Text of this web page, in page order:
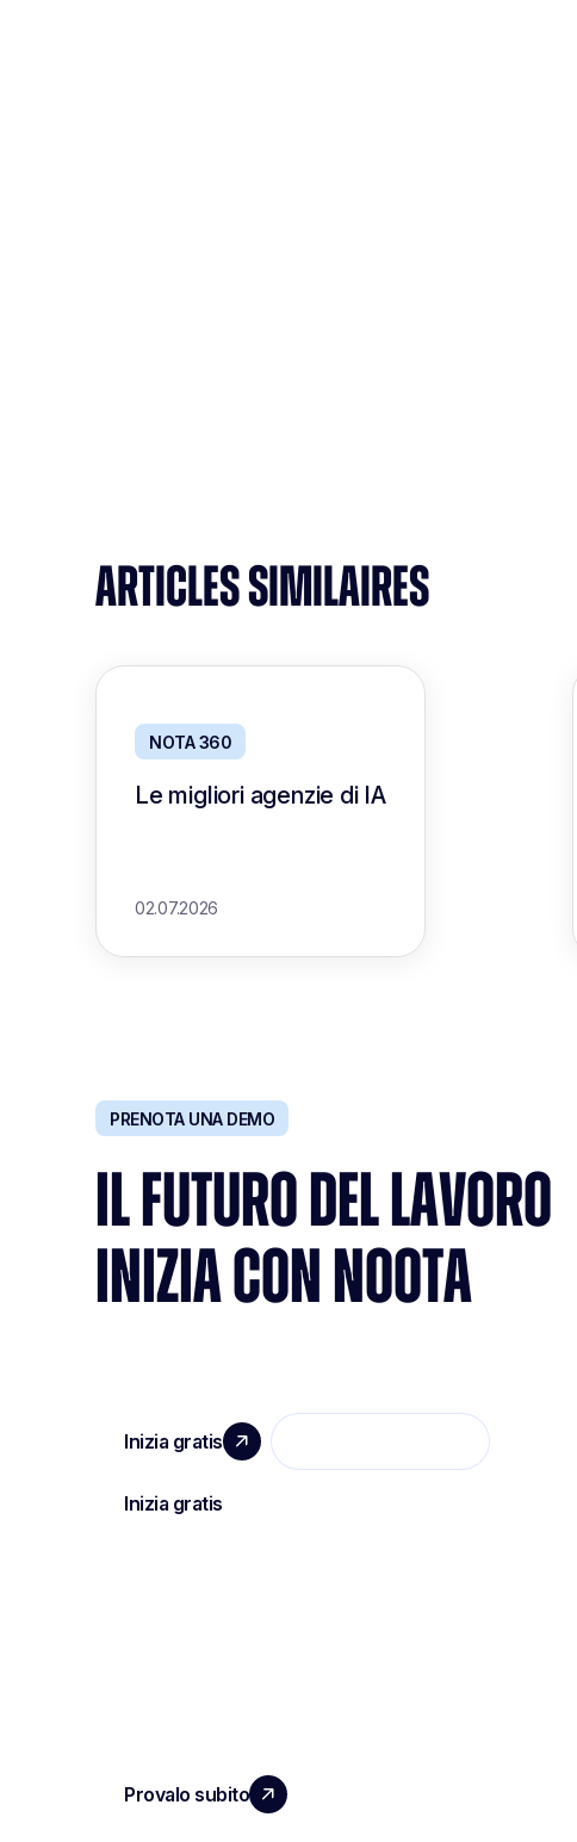
ARTICLES SIMILAIRES
NOTA 360
Le migliori agenzie di IA
02.07.2026
PRENOTA UNA DEMO
IL FUTURO DEL LAVORO
INIZIA CON NOOTA